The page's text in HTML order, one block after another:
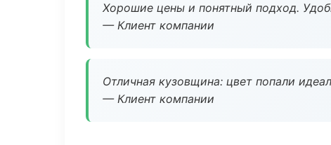
Хорошие цены и понятный подход.
— Клиент компании
Отличная кузовщина: цвет попали
— Клиент компании